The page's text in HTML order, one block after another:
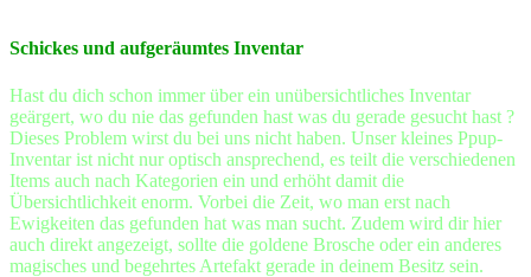
Schickes und aufgeräumtes Inventar
Hast du dich schon immer über ein unübersichtliches Inventar
geärgert, wo du nie das gefunden hast was du gerade gesucht hast ?
Dieses Problem wirst du bei uns nicht haben. Unser kleines Ppup-
Inventar ist nicht nur optisch ansprechend, es teilt die verschiedenen
Items auch nach Kategorien ein und erhöht damit die
Übersichtlichkeit enorm. Vorbei die Zeit, wo man erst nach
Ewigkeiten das gefunden hat was man sucht. Zudem wird dir hier
auch direkt angezeigt, sollte die goldene Brosche oder ein anderes
magisches und begehrtes Artefakt gerade in deinem Besitz sein.